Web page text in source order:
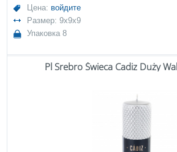
Цена: войдите
Размер: 9x9x9
Упаковка 8
Pl Srebro Świeca Cadiz Duży